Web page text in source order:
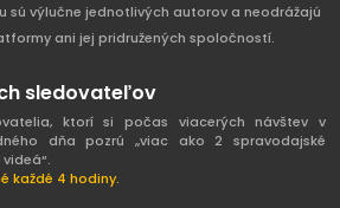
sú výlučne jednotlivých autorov a neodrážajú
ani jej pridružených spoločností.
sledovateľov
ktorí si počas viacerých návštev v
dňa pozrú „viac ako 2 spravodajské
každé 4 hodiny.